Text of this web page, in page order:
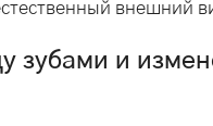
внешний
зубами и